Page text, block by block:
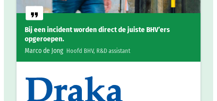
Bij een incident worden direct de juiste BHV’ers
opgeroepen.
Marco de Jong Hoofd BHV, R&D assistant